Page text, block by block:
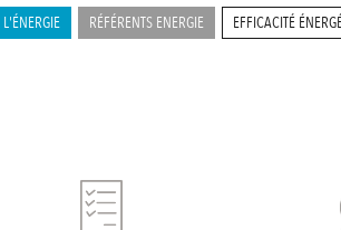
RÉFÉRENTS ENERGIE EFFICACITÉ